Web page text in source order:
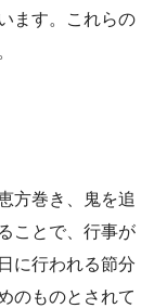
ます。これらの
方巻き、鬼を追
ことで、行事が
に行われる節分
のものとされて